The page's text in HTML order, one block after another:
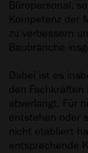
Büropersonal,
Kompetenz der
zu verbessern
Baubranche
Dabei ist es
den Fachkräften
abverlangt. Für
entstehen oder
nicht etabliert
entsprechende